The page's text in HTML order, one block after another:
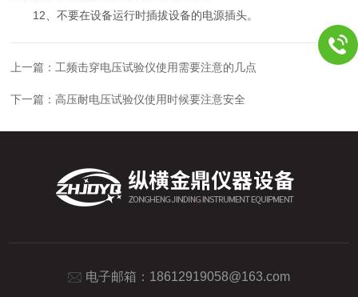
12、不要在设备运行时插拔设备的电源插头。
上一篇： 工频击穿电压试验仪使用需要注意的几点
下一篇：高压耐电压试验仪使用时候要注意安全
电子邮箱： 18612919058@163.com